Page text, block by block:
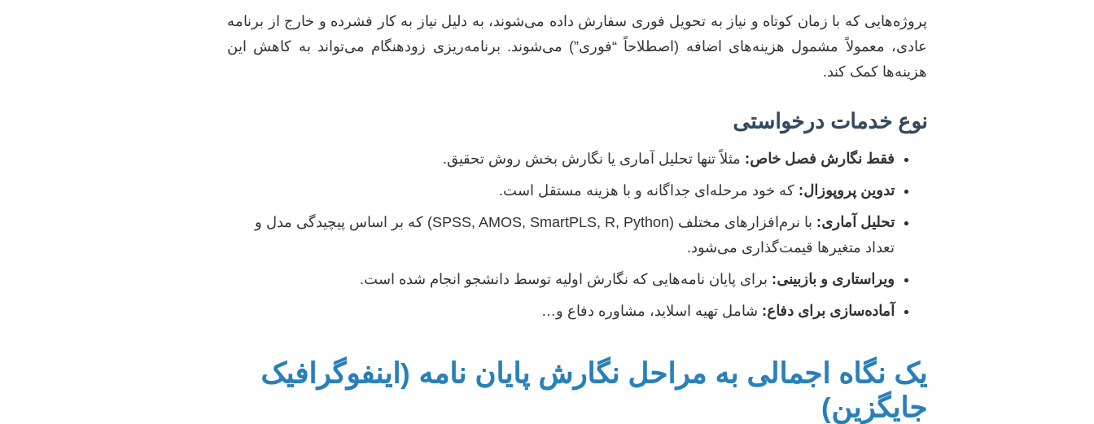
پروژه‌هایی که با زمان کوتاه و نیاز به تحویل فوری سفارش داده می‌شوند، به دلیل نیاز به کار فشرده و خارج از برنامه
عادی، معمولاً مشمول هزینه‌های اضافه (اصطلاحاً “فوری”) می‌شوند. برنامه‌ریزی زودهنگام می‌تواند به کاهش این
هزینه‌ها کمک کند.
نوع خدمات درخواستی
فقط نگارش فصل خاص: مثلاً تنها تحلیل آماری یا نگارش بخش روش تحقیق.
تدوین پروپوزال: که خود مرحله‌ای جداگانه و با هزینه مستقل است.
تحلیل آماری:
با نرم‌افزارهای مختلف (SPSS, AMOS, SmartPLS, R, Python) که بر اساس پیچیدگی مدل و
تعداد متغیرها قیمت‌گذاری می‌شود.
ویراستاری و بازبینی: برای پایان نامه‌هایی که نگارش اولیه توسط دانشجو انجام شده است.
آماده‌سازی برای دفاع: شامل تهیه اسلاید، مشاوره دفاع و…
یک نگاه اجمالی به مراحل نگارش پایان نامه (اینفوگرافیک
جایگزین)